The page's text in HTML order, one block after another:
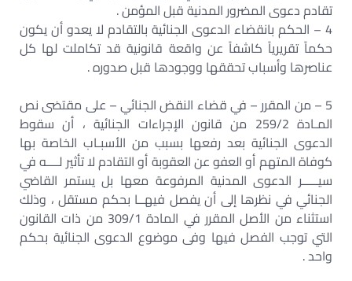
تقادم دعوى المضرور المدنية قبل المؤمن .
4 – الحكم بانقضاء الدعوى الجنائية بالتقادم لا يعدو أن يكون
حكماً تقريرياً كاشفاً عن واقعة قانونية قد تكاملت لها كل
عناصرها وأسباب تحققها ووجودها قبل صدوره .
5 – من المقرر – في قضاء النقض الجنائي – على مقتضى نص
المـادة 259/2 من قانون الإجراءات الجنائية ، أن سقوط
الدعوى الجنائية بعد رفعها بسبب من الأسبـاب الخاصة بها
كوفاة المتهم أو العفو عن العقوبة أو التقادم لا تأثير لــــه في
سيـــــر الدعوى المدنية المرفوعة معها بل يستمر القاضي
الجنائي في نظرها إلى أن يفصل فيهــا بحكم مستقل ، وذلك
استثناء من الأصل المقرر في المادة 309/1 من ذات القانون
التي توجب الفصل فيها وفى موضوع الدعوى الجنائية بحكم
واحد .